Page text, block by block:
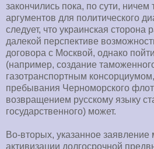
закончились пока, по сути, ничем
аргументов для политического
следует, что украинская сторона
далекой перспективе
договора с Москвой, однако
(например, создание
газотранспортным
пребывания Черноморского
возвращением русскому языку
государственного) может.
Во-вторых, указанное
активизации долгосрочной